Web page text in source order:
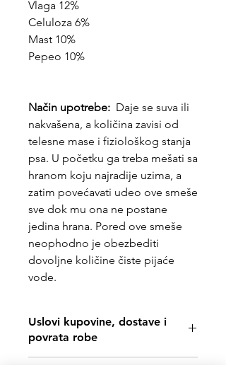
Vlaga 12%
Celuloza 6%
Mast 10%
Pepeo 10%
Način upotrebe: Daje se suva ili
nakvašena, a količina zavisi od
telesne mase i fiziološkog stanja
psa. U početku ga treba mešati sa
hranom koju najradije uzima, a
zatim povećavati udeo ove smeše
sve dok mu ona ne postane
jedina hrana. Pored ove smeše
neophodno je obezbediti
dovoljne količine čiste pijaće
vode.
Uslovi kupovine, dostave i
povrata robe